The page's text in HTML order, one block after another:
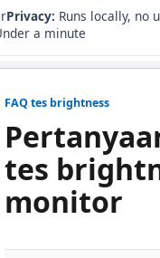
Privacy: Runs locally, no
a minute
FAQ tes brightness
tes
monitor